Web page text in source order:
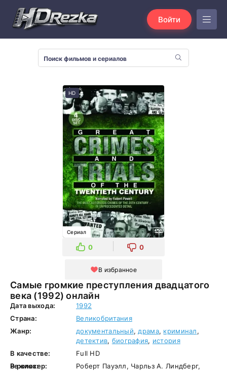
Войти
Самые громкие преступления двадцатого
века (1992) онлайн
HD
Сериал
0 0
В избранное
Дата выхода:
1992
Страна:
Великобритания
Жанр:
документальный, драма, криминал,
детектив, биография, история
В качестве:
Full HD
Режиссер:
В ролях:
Роберт Пауэлл, Чарльз А. Линдберг,